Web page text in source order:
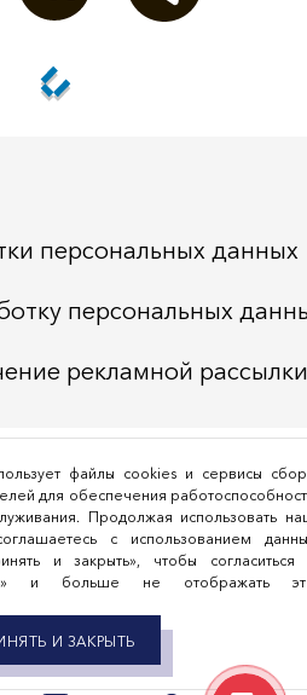
персональных данных
персональных
рекламной рассылки
файлы cookies и сервисы
для обеспечения
Продолжая использовать
с использованием
и закрыть», чтобы согласиться
и больше не отображать
И ЗАКРЫТЬ